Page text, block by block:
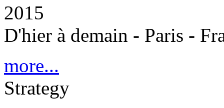
2015
D'hier à demain - Paris -
more...
Strategy